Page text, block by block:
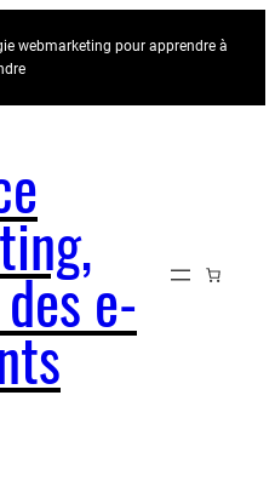
webmarketing pour apprendre à
e-